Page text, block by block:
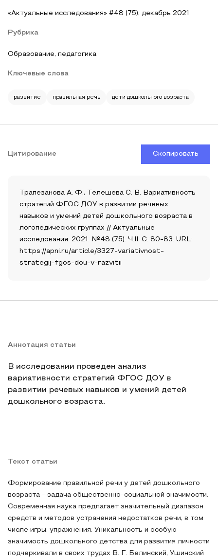
«Актуальные исследования» #48 (75), декабрь 2021
Рубрика
Образование, педагогика
Ключевые слова
развитие правильная речь дети дошкольного возраста
Цитирование Скопировать
Трапезанова А. Ф., Телешева С. В. Вариативность
стратегий ФГОС ДОУ в развитии речевых
навыков и умений детей дошкольного возраста в
логопедических группах // Актуальные
исследования. 2021. №48 (75). Ч.II. С. 80-83. URL:
https://apni.ru/article/3327-variativnost-
strategij-fgos-dou-v-razvitii
Аннотация статьи
В исследовании проведен анализ
вариативности стратегий ФГОС ДОУ в
развитии речевых навыков и умений детей
дошкольного возраста.
Текст статьи
Формирование правильной речи у детей дошкольного
возраста - задача общественно-социальной значимости.
Современная наука предлагает значительный диапазон
средств и методов устранения недостатков речи, в том
числе игры, упражнения. Уникальность и особую
значимость дошкольного детства для развития личности
подчеркивали в своих трудах В. Г. Белинский, Ушинский